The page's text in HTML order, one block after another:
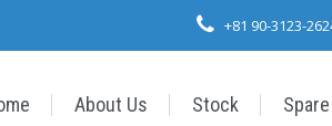
+81 90-3123-
About Us Stock